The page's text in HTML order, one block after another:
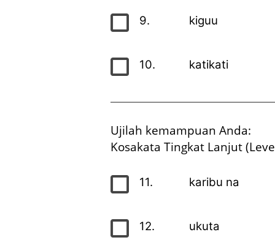
9. kiguu
10. katikati
Ujilah kemampuan Anda:
Kosakata Tingkat Lanjut
11. karibu na
12. ukuta